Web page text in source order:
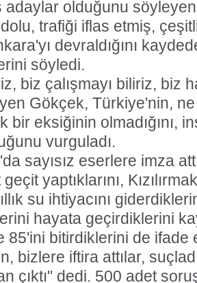
adaylar olduğunu
dolu, trafiği iflas etmiş,
devraldığını
söyledi.
biz çalışmayı biliriz, biz
Gökçek, Türkiye'nin,
eksiğinin olmadığını,
vurguladı.
sayısız eserlere imza
yaptıklarını,
su ihtiyacını
hayata geçirdiklerini
85'ini bitirdiklerini de ifade
bizlere iftira attılar,
çıktı" dedi. 500 adet